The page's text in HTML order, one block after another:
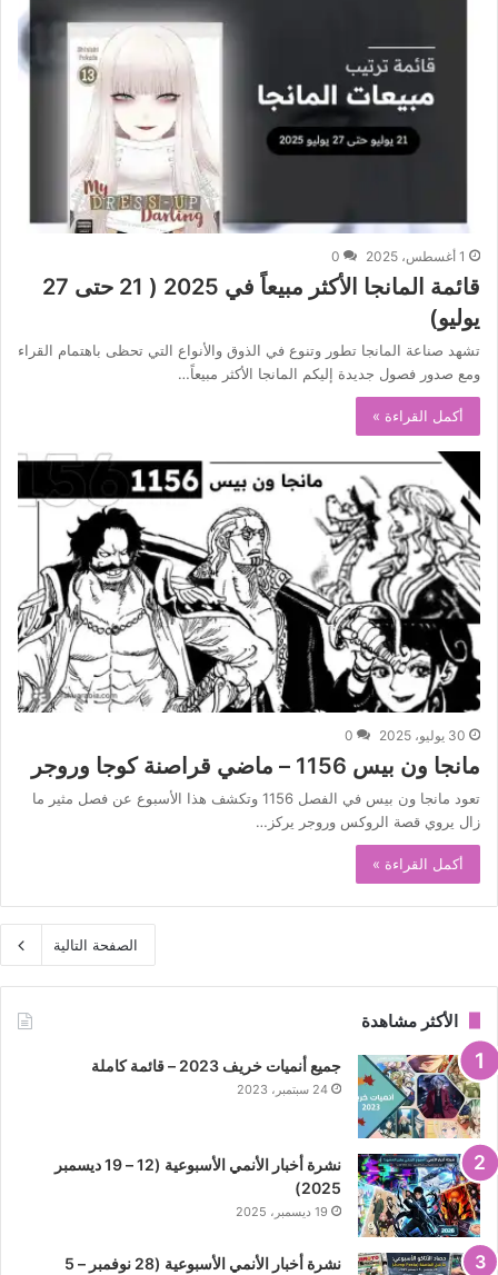
1 أغسطس، 2025 0
قائمة المانجا الأكثر مبيعاً في 2025 ( 21 حتى 27
يوليو)
تشهد صناعة المانجا تطور وتنوع في الذوق والأنواع التي تحظى باهتمام القراء
ومع صدور فصول جديدة إليكم المانجا الأكثر مبيعاً…
أكمل القراءة »
30 يوليو، 2025 0
مانجا ون بيس 1156 – ماضي قراصنة كوجا وروجر
تعود مانجا ون بيس في الفصل 1156 وتكشف هذا الأسبوع عن فصل مثير ما
زال يروي قصة الروكس وروجر يركز…
أكمل القراءة »
الصفحة التالية
الأكثر مشاهدة
جميع أنميات خريف 2023 – قائمة كاملة
24 سبتمبر، 2023
نشرة أخبار الأنمي الأسبوعية (12 – 19 ديسمبر
2025)
19 ديسمبر، 2025
نشرة أخبار الأنمي الأسبوعية (28 نوفمبر – 5